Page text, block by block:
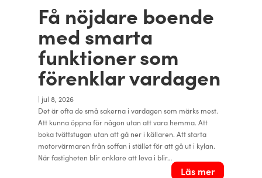
Få nöjdare boende
med smarta
funktioner som
förenklar vardagen
| jul 8, 2026
Det är ofta de små sakerna i vardagen som märks mest.
Att kunna öppna för någon utan att vara hemma. Att
boka tvättstugan utan att gå ner i källaren. Att starta
motorvärmaren från soffan i stället för att gå ut i kylan.
När fastigheten blir enklare att leva i blir…
Läs mer